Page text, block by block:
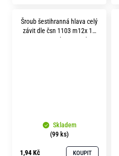
Šroub šestihranná hlava celý
závit dle čsn 1103 m12x 16
pevnost 5.8 bez povrchu
Skladem
(99 ks)
1,94 Kč KOUPIT